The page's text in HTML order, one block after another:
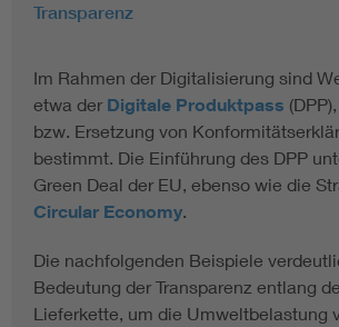
Transparenz
Im Rahmen der Digitalisierung sind
etwa der Digitale Produktpass
bzw. Ersetzung von
bestimmt. Die Einführung des DPP
Green Deal der EU, ebenso wie die
Circular Economy.
Die nachfolgenden Beispiele
Bedeutung der Transparenz entlang
Lieferkette, um die Umweltbelastung